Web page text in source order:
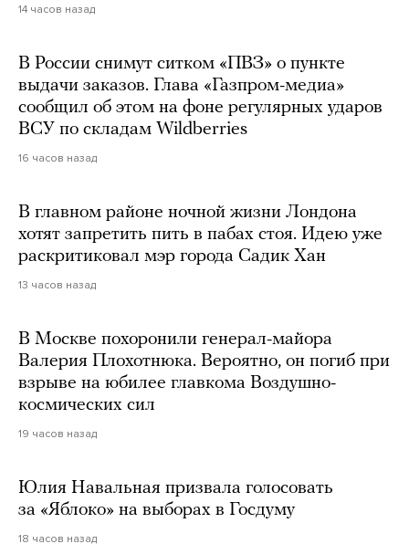
14 часов назад
В России снимут ситком «ПВЗ» о пункте
выдачи заказов. Глава «Газпром-медиа»
сообщил об этом на фоне регулярных ударов
ВСУ по складам Wildberries
16 часов назад
В главном районе ночной жизни Лондона
хотят запретить пить в пабах стоя. Идею уже
раскритиковал мэр города Садик Хан
13 часов назад
В Москве похоронили генерал-майора
Валерия Плохотнюка. Вероятно, он погиб при
взрыве на юбилее главкома Воздушно-
космических сил
19 часов назад
Юлия Навальная призвала голосовать
за «Яблоко» на выборах в Госдуму
18 часов назад